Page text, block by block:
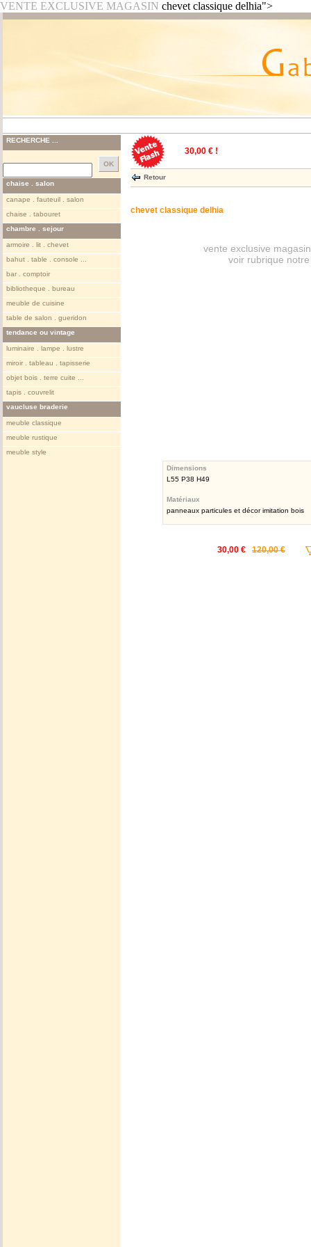
VENTE EXCLUSIVE MAGASIN chevet classique delhia">
RECHERCHE ...
chaise . salon
canape . fauteuil . salon
chaise . tabouret
chambre . sejour
armoire . lit . chevet
bahut . table . console ...
bar . comptoir
bibliotheque . bureau
meuble de cuisine
table de salon . gueridon
tendance ou vintage
luminaire . lampe . lustre
miroir . tableau . tapisserie
objet bois . terre cuite ...
tapis . couvrelit
vaucluse braderie
meuble classique
meuble rustique
meuble style
30,00 € !
Retour
chevet classique delhia
vente exclusive
voir rubrique
Dimensions
L55 P38 H49
Matériaux
panneaux particules et décor imitation bois
30,00 € 120,00 €